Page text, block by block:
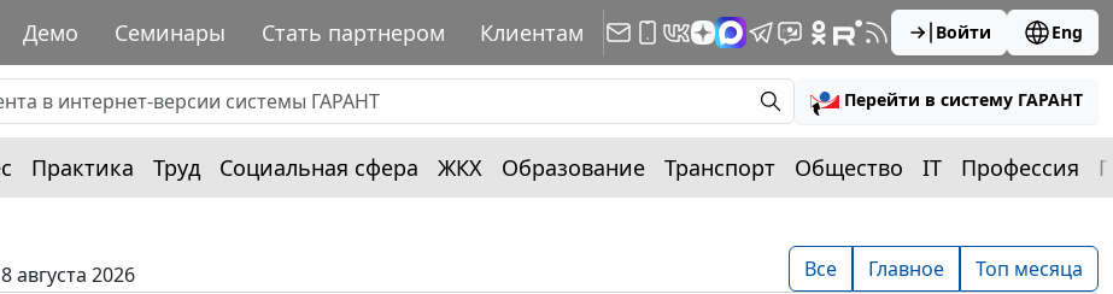
Демо Семинары Стать партнером Клиентам Войти Eng
Перейти в систему ГАРАНТ
Практика Труд Социальная сфера ЖКХ Образование Транспорт Общество IT Профессия
8 августа 2026 Все Главное Топ месяца